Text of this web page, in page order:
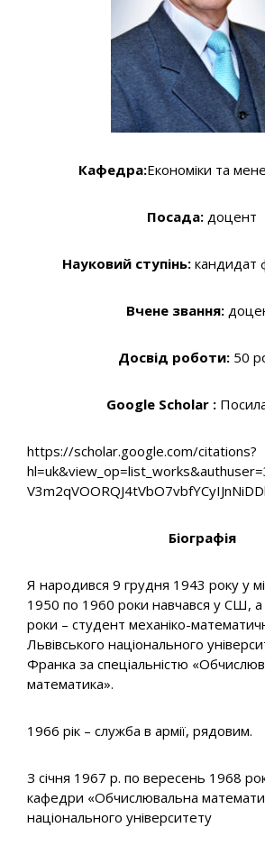
Кафедра:Економіки та
Посада: доцент
Науковий ступінь: кандидат
Вчене звання:
Досвід роботи: 50
Google Scholar :
https://scholar.google.com/citations?
Біографія
Я народився 9 грудня 1943 року у
1950 по 1960 роки навчався у СШ,
роки – студент механіко-
Львівського національного
Франка за спеціальністю
математика».
1966 рік – служба в армії, рядовим.
З січня 1967 р. по вересень 1968
кафедри «Обчислювальна
національного університету